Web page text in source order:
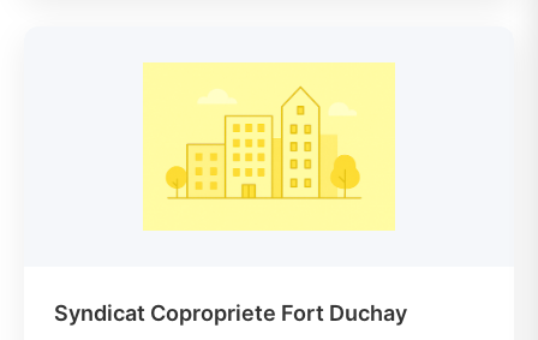
Syndicat Copropriete Fort Duchay